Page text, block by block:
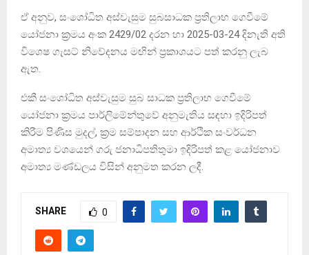
ඒ අනුව, සංශෝධිත අස්වැසුම සුබසාධක ප්‍රතිලාභ ගෙවීමේ
යෝජනා ක්‍රමය අංක 2429/02 දරන හා 2025-03-24 දිනැති අති
විශෙෂ ගැසට් නිවේදනය මඟින් ප්‍රකාශයට පත් කරනු ලැබ
ඇත.
එකී සංශෝධිත අස්වැසුම සුබ සාධක ප්‍රතිලාභ ගෙවීමේ
යෝජනා ක්‍රමය පාර්ලිමේන්තුවේ අනුමැතිය සඳහා ඉදිරිපත්
කිරීම පිණිස මුදල්, ක්‍රම සම්පාදන සහ ආර්ථික සංවර්ධන
අමාත්‍ය වශයෙන් ගරු ජනාධිපතිතුමා ඉදිරිපත් කළ යෝජනාව
අමාත්‍ය මණ්ඩලය විසින් අනුමත කරන ලදී.
SHARE 0